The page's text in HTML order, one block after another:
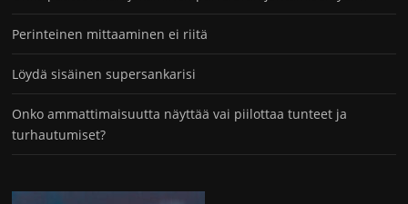
Perinteinen mittaaminen ei riitä
Löydä sisäinen supersankarisi
Onko ammattimaisuutta näyttää vai piilottaa tunteet ja
turhautumiset?